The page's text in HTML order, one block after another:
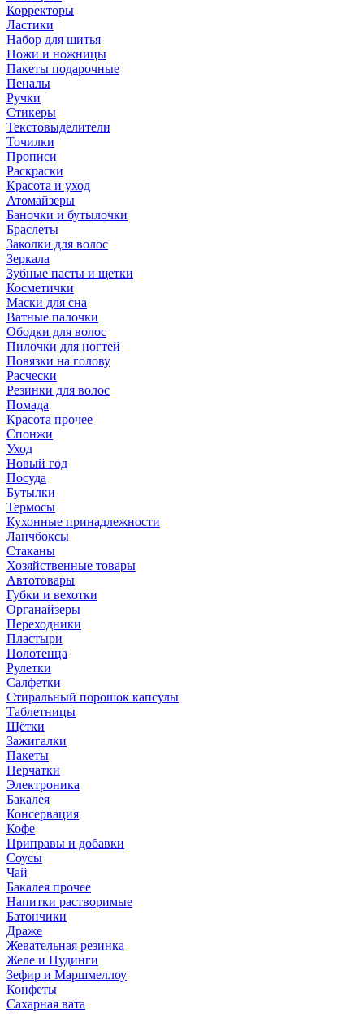
Корректоры
Ластики
Набор для шитья
Ножи и ножницы
Пакеты подарочные
Пеналы
Ручки
Стикеры
Текстовыделители
Точилки
Прописи
Раскраски
Красота и уход
Атомайзеры
Баночки и бутылочки
Браслеты
Заколки для волос
Зеркала
Зубные пасты и щетки
Косметички
Маски для сна
Ватные палочки
Ободки для волос
Пилочки для ногтей
Повязки на голову
Расчески
Резинки для волос
Помада
Красота прочее
Спонжи
Уход
Новый год
Посуда
Бутылки
Термосы
Кухонные принадлежности
Ланчбоксы
Стаканы
Хозяйственные товары
Автотовары
Губки и вехотки
Органайзеры
Переходники
Пластыри
Полотенца
Рулетки
Салфетки
Стиральный порошок капсулы
Таблетницы
Щётки
Зажигалки
Пакеты
Перчатки
Электроника
Бакалея
Консервация
Кофе
Приправы и добавки
Соусы
Чай
Бакалея прочее
Напитки растворимые
Батончики
Драже
Жевательная резинка
Желе и Пудинги
Зефир и Маршмеллоу
Конфеты
Сахарная вата